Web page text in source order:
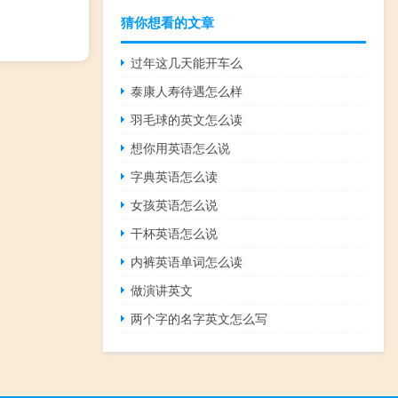
猜你想看的文章
过年这几天能开车么
泰康人寿待遇怎么样
羽毛球的英文怎么读
想你用英语怎么说
字典英语怎么读
女孩英语怎么说
干杯英语怎么说
内裤英语单词怎么读
做演讲英文
两个字的名字英文怎么写